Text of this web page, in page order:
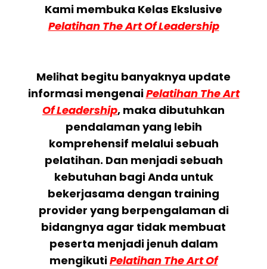
Kami membuka Kelas Ekslusive
Pelatihan The Art Of Leadership
Melihat begitu banyaknya update
informasi mengenaiPelatihan The Art
Of Leadership, maka dibutuhkan
pendalaman yang lebih
komprehensif melalui sebuah
pelatihan. Dan menjadi sebuah
kebutuhan bagi Anda untuk
bekerjasama dengan training
provider yang berpengalaman di
bidangnya agar tidak membuat
peserta menjadi jenuh dalam
mengikutiPelatihan The Art Of